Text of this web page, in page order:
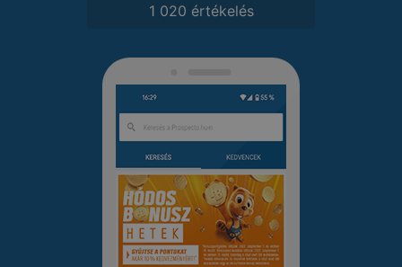
1 020 értékelés